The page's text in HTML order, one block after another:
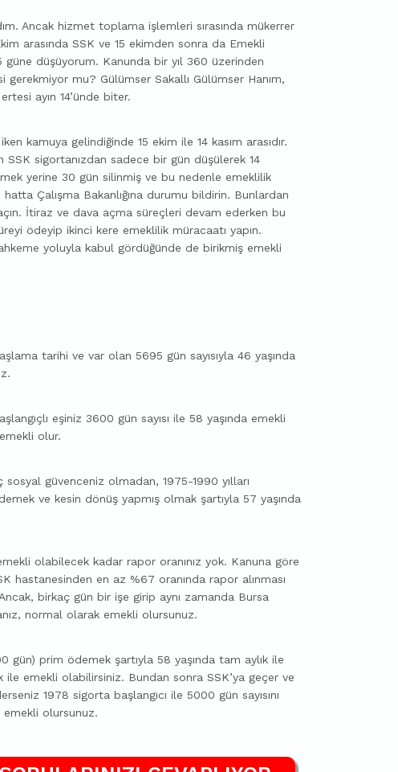
Ancak hizmet toplama işlemleri sırasında mükerrer
arasında SSK ve 15 ekimden sonra da Emekli
düşüyorum. Kanunda bir yıl 360 üzerinden
mu? Gülümser Sakallı Gülümser Hanım,
ayın 14’ünde biter.
kamuya gelindiğinde 15 ekim ile 14 kasım arasıdır.
SSK sigortanızdan sadece bir gün düşülerek 14
yerine 30 gün silinmiş ve bu nedenle emeklilik
Çalışma Bakanlığına durumu bildirin. Bunlardan
İtiraz ve dava açma süreçleri devam ederken bu
ödeyip ikinci kere emeklilik müracaatı yapın.
yoluyla kabul gördüğünde de birikmiş emekli
tarihi ve var olan 5695 gün sayısıyla 46 yaşında
eşiniz 3600 gün sayısı ile 58 yaşında emekli
olur.
güvenceniz olmadan, 1975-1990 yılları
ve kesin dönüş yapmış olmak şartıyla 57 yaşında
olabilecek kadar rapor oranınız yok. Kanuna göre
hastanesinden en az %67 oranında rapor alınması
birkaç gün bir işe girip aynı zamanda Bursa
normal olarak emekli olursunuz.
gün) prim ödemek şartıyla 58 yaşında tam aylık ile
ile emekli olabilirsiniz. Bundan sonra SSK’ya geçer ve
1978 sigorta başlangıcı ile 5000 gün sayısını
emekli olursunuz.